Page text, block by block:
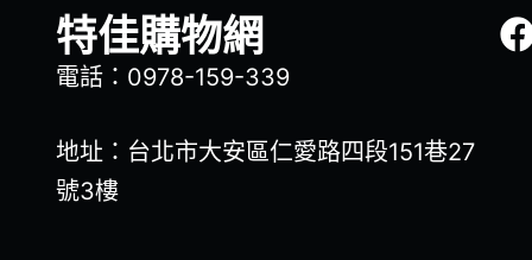
特佳購物網
電話：0978-159-339
地址：台北市大安區仁愛路四段151巷27
號3樓